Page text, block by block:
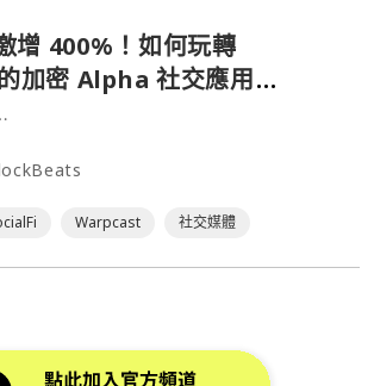
增 400%！如何玩轉
加密 Alpha 社交應用
Warpcast 社交媒體